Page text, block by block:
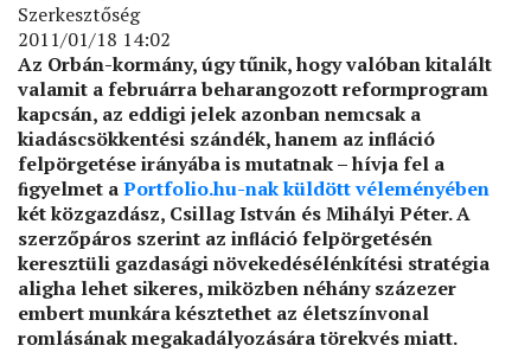
Szerkesztőség
2011/01/18 14:02
Az Orbán-kormány, úgy tűnik, hogy valóban kitalált
valamit a februárra beharangozott reformprogram
kapcsán, az eddigi jelek azonban nemcsak a
kiadáscsökkentési szándék, hanem az inﬂáció
felpörgetése irányába is mutatnak – hívja fel a
ﬁgyelmet aPortfolio.hu-nak küldött véleményében
két közgazdász, Csillag István és Mihályi Péter. A
szerzőpáros szerint az inﬂáció felpörgetésén
keresztüli gazdasági növekedésélénkítési stratégia
aligha lehet sikeres, miközben néhány százezer
embert munkára késztethet az életszínvonal
romlásának megakadályozására törekvés miatt.